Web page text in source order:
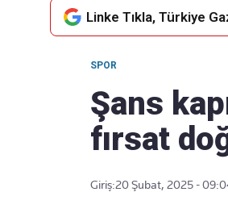
akışımıza
Linke Tıkla, Türkiye
SPOR
Şans
fırsat
Giriş:20 Şubat, 2025 -